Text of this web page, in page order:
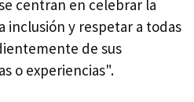
centran en celebrar la
inclusión y respetar a todas
de sus
o experiencias".